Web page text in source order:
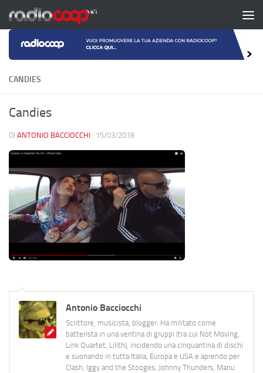
Salta al contenuto
CANDIES
Candies
DI ANTONIO BACCIOCCHI · 15/03/2018
Antonio Bacciocchi
Scrittore, musicista, blogger. Ha militato come
batterista in una ventina di gruppi (tra cui Not Moving,
Link Quartet, Lilith), incidendo una cinquantina di dischi
e suonando in tutta Italia, Europa e USA e aprendo per
Clash, Iggy and the Stooges, Johnny Thunders, Manu